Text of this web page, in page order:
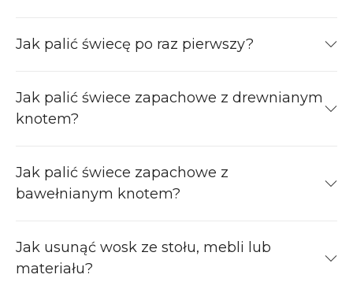
Jak palić świecę po raz pierwszy?
Jak palić świece zapachowe z drewnianym
knotem?
Jak palić świece zapachowe z
bawełnianym knotem?
Jak usunąć wosk ze stołu, mebli lub
materiału?